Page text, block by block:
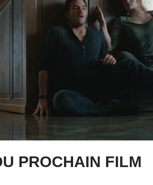
PROCHAIN FILM